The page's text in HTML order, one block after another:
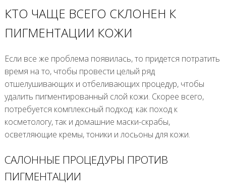
КТО ЧАЩЕ ВСЕГО СКЛОНЕН К
ПИГМЕНТАЦИИ КОЖИ
Если все же проблема появилась, то придется потратить
время на то, чтобы провести целый ряд
отшелушивающих и отбеливающих процедур, чтобы
удалить пигментированный слой кожи. Скорее всего,
потребуется комплексный подход: как поход к
косметологу, так и домашние маски-скрабы,
осветляющие кремы, тоники и лосьоны для кожи.
САЛОННЫЕ ПРОЦЕДУРЫ ПРОТИВ
ПИГМЕНТАЦИИ